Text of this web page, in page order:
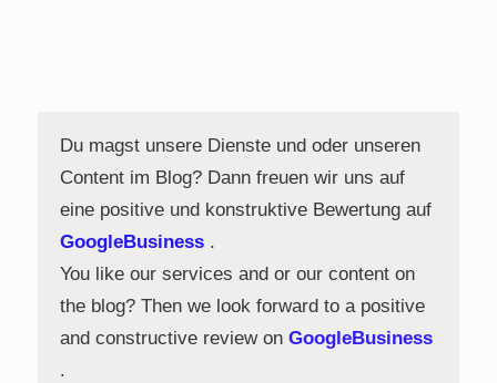
Du magst unsere Dienste und oder unseren
Content im Blog? Dann freuen wir uns auf
eine positive und konstruktive Bewertung auf
GoogleBusiness .
You like our services and or our content on
the blog? Then we look forward to a positive
and constructive review on GoogleBusiness
.